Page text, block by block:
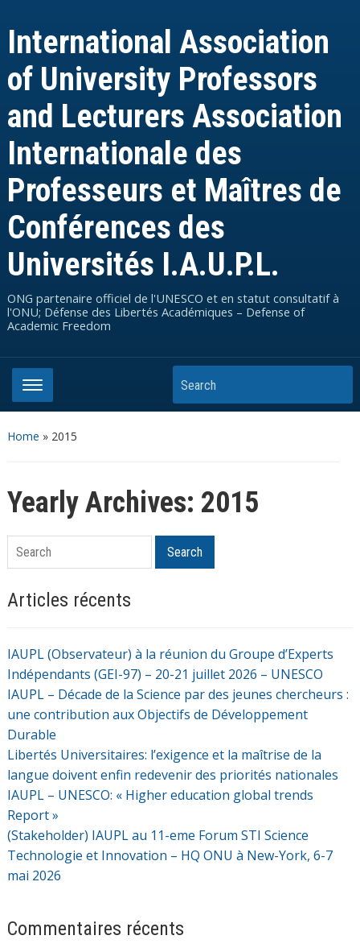
International Association
of University Professors
and Lecturers Association
Internationale des
Professeurs et Maîtres de
Conférences des
Universités I.A.U.P.L.
ONG partenaire officiel de l'UNESCO et en statut consultatif à
l'ONU; Défense des Libertés Académiques – Defense of
Academic Freedom
Search
Home » 2015
Yearly Archives: 2015
Search Search
Articles récents
IAUPL (Observateur) à la réunion du Groupe d’Experts
Indépendants (GEI-97) – 20-21 juillet 2026 – UNESCO
IAUPL – Décade de la Science par des jeunes chercheurs :
une contribution aux Objectifs de Développement
Durable
Libertés Universitaires: l’exigence et la maîtrise de la
langue doivent enfin redevenir des priorités nationales
IAUPL – UNESCO: « Higher education global trends
Report »
(Stakeholder) IAUPL au 11-eme Forum STI Science
Technologie et Innovation – HQ ONU à New-York, 6-7
mai 2026
Commentaires récents